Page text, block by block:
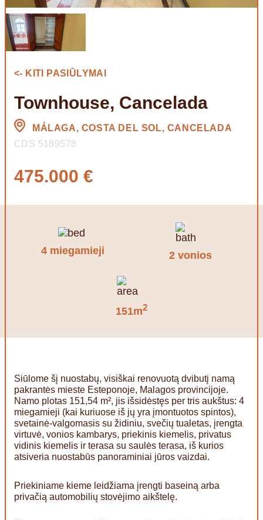
<- KITI PASIŪLYMAI
Townhouse, Cancelada
MÁLAGA, COSTA DEL SOL, CANCELADA
CDS 5189578
475.000 €
4 miegamieji 2 vonios
151m2
Siūlome šį nuostabų, visiškai renovuotą dvibutį namą
pakrantės mieste Esteponoje, Malagos provincijoje.
Namo plotas 151,54 m², jis išsidėstęs per tris aukštus: 4
miegamieji (kai kuriuose iš jų yra įmontuotos spintos),
svetainė-valgomasis su židiniu, svečių tualetas, įrengta
virtuvė, vonios kambarys, priekinis kiemelis, privatus
vidinis kiemelis ir terasa su saulės terasa, iš kurios
atsiveria nuostabūs panoraminiai jūros vaizdai.
Priekiniame kieme leidžiama įrengti baseiną arba
privačią automobilių stovėjimo aikštelę.